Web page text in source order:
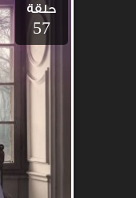
حلقة
57